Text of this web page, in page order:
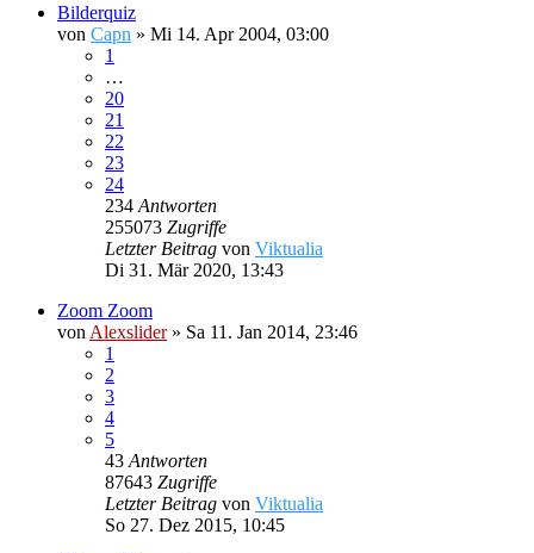
Bilderquiz
von Capn » Mi 14. Apr 2004, 03:00
1
…
20
21
22
23
24
234 Antworten
255073 Zugriffe
Letzter Beitrag von Viktualia
Di 31. Mär 2020, 13:43
Zoom Zoom
von Alexslider» Sa 11. Jan 2014, 23:46
1
2
3
4
5
43 Antworten
87643 Zugriffe
Letzter Beitrag von Viktualia
So 27. Dez 2015, 10:45